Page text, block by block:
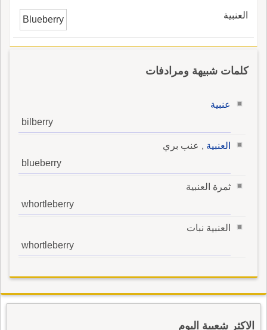
العنبية Blueberry
كلمات شبيهة ومرادفات
عنبية
bilberry
العنبية , عنب بري
blueberry
ثمرة العنبية
whortleberry
العنبية نبات
whortleberry
الاكثر شعبية اليوم